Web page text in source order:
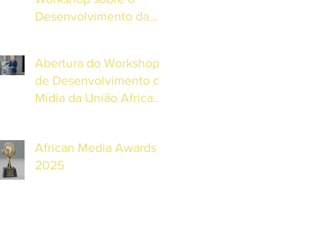
Desenvolvimento da
e UNESCO
Abertura do Workshop
de Desenvolvimento da
Mídia da União Africana
Maurícias
African Media Awards
2025